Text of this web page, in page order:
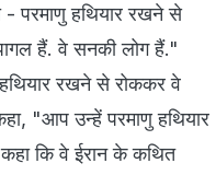
परमाणु हथियार रखने से
हैं. वे सनकी लोग हैं."
हथियार रखने से रोककर वे
"आप उन्हें परमाणु हथियार
कि वे ईरान के कथित